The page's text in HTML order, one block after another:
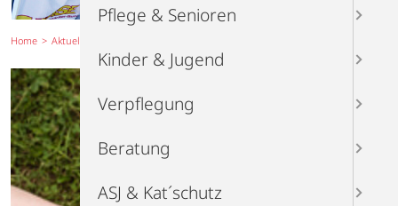
Home Aktuelles
Pflege & Senioren
Kinder & Jugend
Verpflegung
Beratung
ASJ & Kat´schutz